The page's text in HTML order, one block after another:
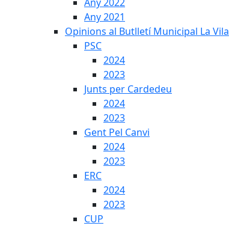
Any 2021
Opinions al Butlletí Municipal La Vila
PSC
2024
2023
Junts per Cardedeu
2024
2023
Gent Pel Canvi
2024
2023
ERC
2024
2023
CUP